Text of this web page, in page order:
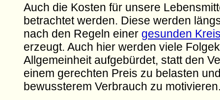
Auch die Kosten für unsere
betrachtet werden. Diese werden
nach den Regeln einer gesunden
erzeugt. Auch hier werden viele
Allgemeinheit aufgebürdet, statt den
einem gerechten Preis zu belasten
bewussterem Verbrauch zu